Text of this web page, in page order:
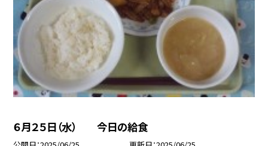
６月２５日（水） 今日の給食